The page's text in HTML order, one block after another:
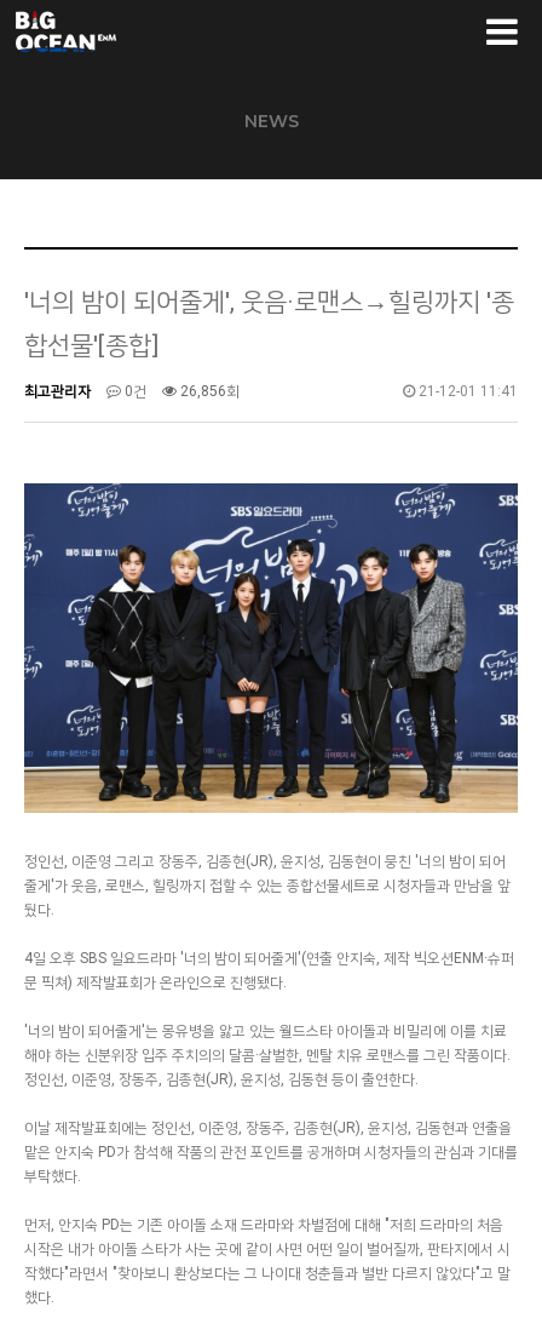
NEWS
'너의 밤이 되어줄게', 웃음·로맨스→힐링까지 '종
합선물'[종합]
최고관리자 0건 26,856회 21-12-01 11:41
정인선, 이준영 그리고 장동주, 김종현(JR), 윤지성, 김동현이 뭉친 '너의 밤이 되어
줄게'가 웃음, 로맨스, 힐링까지 접할 수 있는 종합선물세트로 시청자들과 만남을 앞
뒀다.
4일 오후 SBS 일요드라마 '너의 밤이 되어줄게'(연출 안지숙, 제작 빅오션ENM·슈퍼
문 픽쳐) 제작발표회가 온라인으로 진행됐다.
'너의 밤이 되어줄게'는 몽유병을 앓고 있는 월드스타 아이돌과 비밀리에 이를 치료
해야 하는 신분위장 입주 주치의의 달콤·살벌한, 멘탈 치유 로맨스를 그린 작품이다.
정인선, 이준영, 장동주, 김종현(JR), 윤지성, 김동현 등이 출연한다.
이날 제작발표회에는 정인선, 이준영, 장동주, 김종현(JR), 윤지성, 김동현과 연출을
맡은 안지숙 PD가 참석해 작품의 관전 포인트를 공개하며 시청자들의 관심과 기대를
부탁했다.
먼저, 안지숙 PD는 기존 아이돌 소재 드라마와 차별점에 대해 "저희 드라마의 처음
시작은 내가 아이돌 스타가 사는 곳에 같이 사면 어떤 일이 벌어질까, 판타지에서 시
작했다"라면서 "찾아보니 환상보다는 그 나이대 청춘들과 별반 다르지 않았다"고 말
했다.